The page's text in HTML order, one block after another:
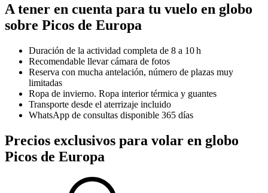
A tener en cuenta para tu vuelo en globo
sobre Picos de Europa
Duración de la actividad completa de 8 a 10 h
Recomendable llevar cámara de fotos
Reserva con mucha antelación, número de plazas muy
limitadas
Ropa de invierno. Ropa interior térmica y guantes
Transporte desde el aterrizaje incluido
WhatsApp de consultas disponible 365 días
Precios exclusivos para volar en globo
Picos de Europa